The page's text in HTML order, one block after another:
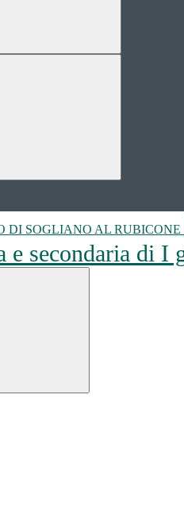
e secondaria di I